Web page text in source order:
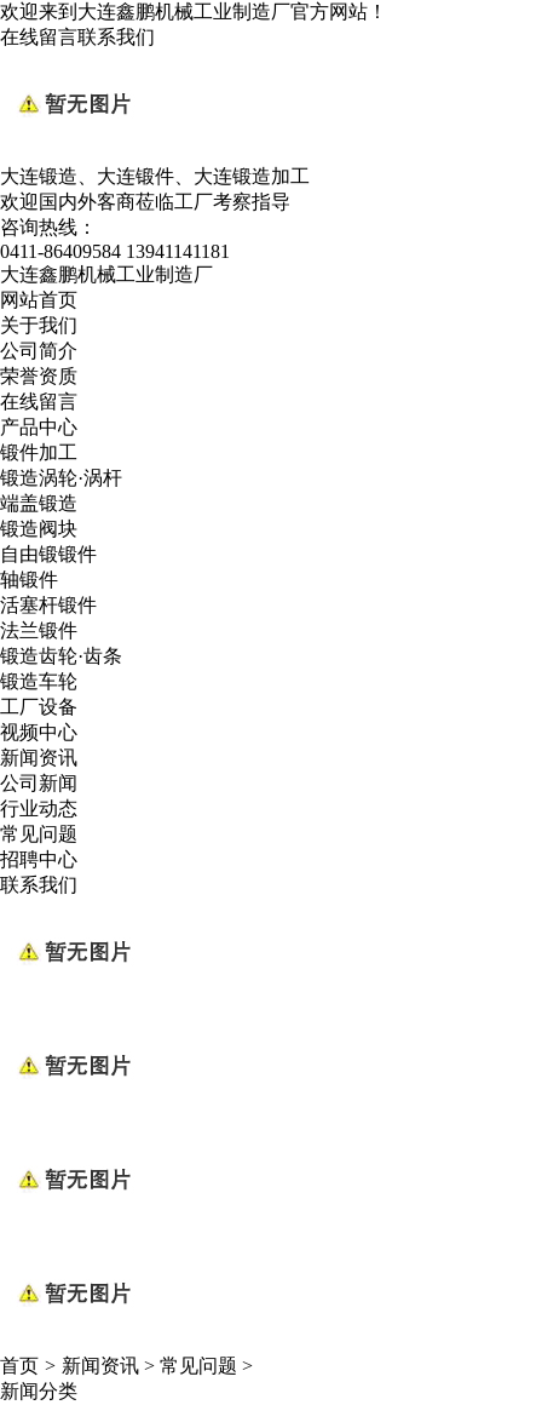
欢迎来到大连鑫鹏机械工业制造厂官方网站！
在线留言联系我们
大连锻造、大连锻件、大连锻造加工
欢迎国内外客商莅临工厂考察指导
咨询热线：
0411-86409584 13941141181
大连鑫鹏机械工业制造厂
网站首页
关于我们
公司简介
荣誉资质
在线留言
产品中心
锻件加工
锻造涡轮·涡杆
端盖锻造
锻造阀块
自由锻锻件
轴锻件
活塞杆锻件
法兰锻件
锻造齿轮·齿条
锻造车轮
工厂设备
视频中心
新闻资讯
公司新闻
行业动态
常见问题
招聘中心
联系我们
首页 > 新闻资讯 > 常见问题 >
新闻分类